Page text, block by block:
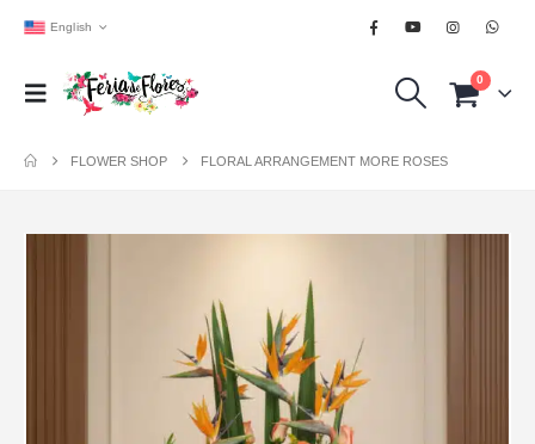
English
0
FLOWER SHOP FLORAL ARRANGEMENT MORE ROSES